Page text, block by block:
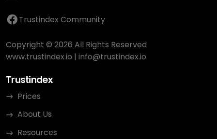
Trustindex Community
Copyright © 2026 All Rights Reserved
www.trustindex.io | info@trustindex.io
Trustindex
Prices
About Us
Resources